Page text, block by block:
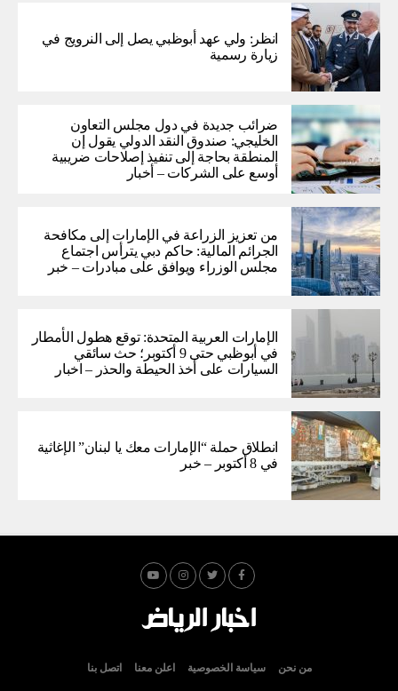
انظر: ولي عهد أبوظبي يصل إلى النرويج في
زيارة رسمية
ضرائب جديدة في دول مجلس التعاون
الخليجي: صندوق النقد الدولي يقول إن
المنطقة بحاجة إلى تنفيذ إصلاحات ضريبية
أوسع على الشركات – أخبار
من تعزيز الزراعة في الإمارات إلى مكافحة
الجرائم المالية: حاكم دبي يترأس اجتماع
مجلس الوزراء ويوافق على مبادرات – خبر
الإمارات العربية المتحدة: توقع هطول الأمطار
في أبوظبي حتى 9 أكتوبر؛ حث سائقي
السيارات على أخذ الحيطة والحذر – اخبار
انطلاق حملة “الإمارات معك يا لبنان” الإغاثية
في 8 أكتوبر – خبر
من نحن سياسة الخصوصية اعلن معنا اتصل بنا